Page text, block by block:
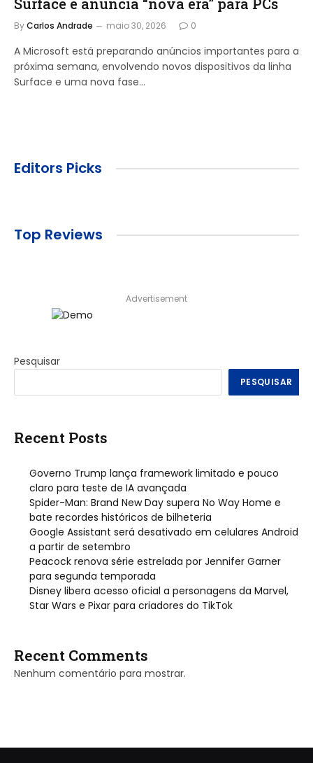
ByCarlos Andrade maio 30, 2026 0
A Microsoft está preparando anúncios importantes para a
próxima semana, envolvendo novos dispositivos da linha
Surface e uma nova fase…
Editors Picks
Top Reviews
Advertisement
Pesquisar
PESQUISAR
Recent Posts
Governo Trump lança framework limitado e pouco
claro para teste de IA avançada
Spider-Man: Brand New Day supera No Way Home e
bate recordes históricos de bilheteria
Google Assistant será desativado em celulares Android
a partir de setembro
Peacock renova série estrelada por Jennifer Garner
para segunda temporada
Disney libera acesso oficial a personagens da Marvel,
Star Wars e Pixar para criadores do TikTok
Recent Comments
Nenhum comentário para mostrar.